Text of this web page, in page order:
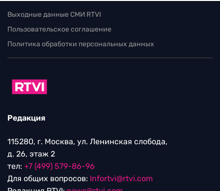
Выходные данные СМИ RTVI
Пользовательское соглашение
Политика обработки персональных данных
Редакция
115280, г. Москва, ул. Ленинская слобода,
д. 26, этаж 2
тел: +7 (499) 579-86-96
Для общих вопросов: Infortvi@rtvi.com